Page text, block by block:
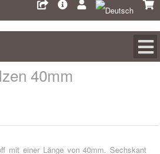
40mm
mit einer Länge von 40mm. Sechskant